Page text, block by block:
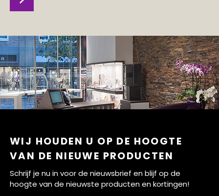
WIJ HOUDEN U OP DE HOOGTE
VAN DE NIEUWE PRODUCTEN
Schrijf je nu in voor de nieuwsbrief en blijf op de
hoogte van de nieuwste producten en kortingen!